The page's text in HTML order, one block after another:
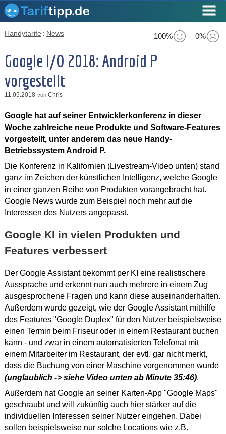
100% 0%
Handytarife : News
Google I/O 2018: Android P
vorgestellt
11.05.2018 von Chris
Google hat auf seiner Entwicklerkonferenz in dieser
Woche zahlreiche neue Produkte und Software-Features
vorgestellt, unter anderem das neue Handy-
Betriebssystem Android P.
Die Konferenz in Kalifornien (Livestream-Video unten) stand
ganz im Zeichen der künstlichen Intelligenz, welche Google
in einer ganzen Reihe von Produkten vorangebracht hat.
Google News wurde zum Beispiel noch mehr auf die
Interessen des Nutzers angepasst.
Google KI in vielen Produkten und
Features verbessert
Der Google Assistant bekommt per KI eine realistischere
Aussprache und erkennt nun auch mehrere in einem Zug
ausgesprochene Fragen und kann diese auseinanderhalten.
Außerdem wurde gezeigt, wie der Google Assistant mithilfe
des Features "Google Duplex" für den Nutzer beispielsweise
einen Termin beim Friseur oder in einem Restaurant buchen
kann - und zwar in einem automatisierten Telefonat mit
einem Mitarbeiter im Restaurant, der evtl. gar nicht merkt,
dass die Buchung von einer Maschine vorgenommen wurde
(unglaublich -> siehe Video unten ab Minute 35:46).
Außerdem hat Google an seiner Karten-App "Google Maps"
geschraubt und will zukünftig auch hier stärker auf die
individuellen Interessen seiner Nutzer eingehen. Dabei
sollen beispielsweise nur solche Locations wie z.B.